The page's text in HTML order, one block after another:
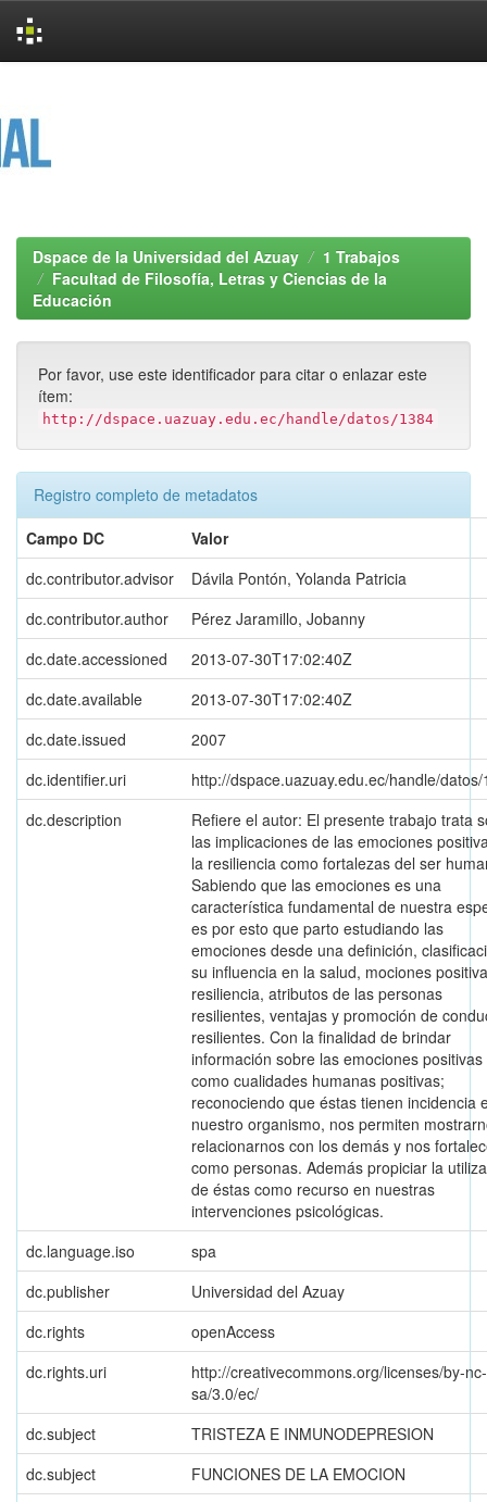
Dspace de la Universidad del Azuay
1 Trabajos
Facultad de Filosofía, Letras y Ciencias de la
Educación
Por favor, use este identificador para citar o enlazar este
ítem:
http://dspace.uazuay.edu.ec/handle/datos/1384
Registro completo de metadatos
Campo DC
Valor
dc.contributor.advisor
Dávila Pontón, Yolanda Patricia
dc.contributor.author
Pérez Jaramillo, Jobanny
dc.date.accessioned
2013-07-30T17:02:40Z
dc.date.available
2013-07-30T17:02:40Z
dc.date.issued
2007
dc.identifier.uri
http://dspace.uazuay.edu.ec/handle/
dc.description
Refiere el autor: El presente trabajo trata
las implicaciones de las emociones
la resiliencia como fortalezas del ser
Sabiendo que las emociones es una
característica fundamental de nuestra
es por esto que parto estudiando las
emociones desde una definición,
su influencia en la salud, mociones
resiliencia, atributos de las personas
resilientes, ventajas y promoción de
resilientes. Con la finalidad de brindar
información sobre las emociones positivas
como cualidades humanas positivas;
reconociendo que éstas tienen incidencia
nuestro organismo, nos permiten
relacionarnos con los demás y nos
como personas. Además propiciar la
de éstas como recurso en nuestras
intervenciones psicológicas.
dc.language.iso
spa
dc.publisher
Universidad del Azuay
dc.rights
openAccess
dc.rights.uri
http://creativecommons.org/licenses/by-nc-
sa/3.0/ec/
dc.subject
TRISTEZA E INMUNODEPRESION
dc.subject
FUNCIONES DE LA EMOCION